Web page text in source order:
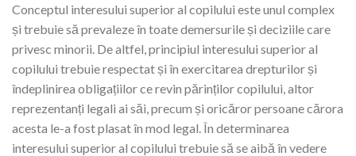
Conceptul interesului superior al copilului este unul complex
și trebuie să prevaleze în toate demersurile și deciziile care
privesc minorii. De altfel, principiul interesului superior al
copilului trebuie respectat și în exercitarea drepturilor și
îndeplinirea obligațiilor ce revin părinților copilului, altor
reprezentanți legali ai săi, precum și oricăror persoane cărora
acesta le-a fost plasat în mod legal. În determinarea
interesului superior al copilului trebuie să se aibă în vedere